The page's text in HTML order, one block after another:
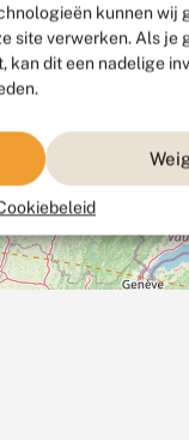
kunnen wij
site verwerken. Als je
dit een nadelige